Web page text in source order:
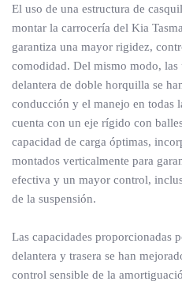
El uso de una estructura de
montar la carrocería del Kia
garantiza una mayor rigidez,
comodidad. Del mismo modo, las
delantera de doble horquilla se
conducción y el manejo en todas
cuenta con un eje rígido con
capacidad de carga óptimas,
montados verticalmente para
efectiva y un mayor control,
de la suspensión.
Las capacidades proporcionadas
delantera y trasera se han
control sensible de la